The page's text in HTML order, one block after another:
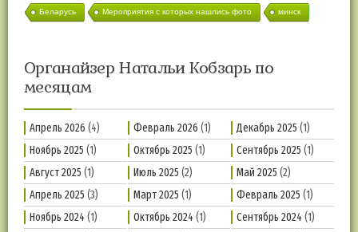
Беларусь Мероприятия с которых нашлись фото минск
Органайзер Натальи Кобзарь по
месяцам
Апрель 2026 (4) Февраль 2026 (1) Декабрь 2025 (1)
Ноябрь 2025 (1) Октябрь 2025 (1) Сентябрь 2025 (1)
Август 2025 (1) Июль 2025 (2) Май 2025 (2)
Апрель 2025 (3) Март 2025 (1) Февраль 2025 (1)
Ноябрь 2024 (1) Октябрь 2024 (1) Сентябрь 2024 (1)